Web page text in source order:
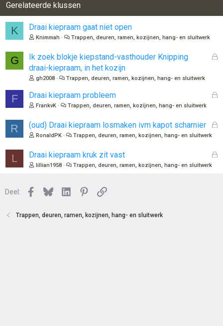
Gerelateerde klussen
K Draai kiepraam gaat niet open
Knimmah Trappen, deuren, ramen, kozijnen, hang- en sluitwerk
G
G
o
Ik zoek blokje kiepstand-vasthouder Knipping
draai-kiepraam, in het kozijn
gh2008 Trappen, deuren, ramen, kozijnen, hang- en sluitwerk
F
G
n
Draai kiepraam probleem
FrankvK Trappen, deuren, ramen, kozijnen, hang- en sluitwerk
R
G
(oud) Draai kiepraam losmaken ivm kapot scharnier
RonaldPK Trappen, deuren, ramen, kozijnen, hang- en sluitwerk
L
G
Draai kiepraam kruk zit vast
lillian1958 Trappen, deuren, ramen, kozijnen, hang- en sluitwerk
Deel: Facebook
BlueskyLinkedInPinterest
Link
Trappen, deuren, ramen, kozijnen, hang- en sluitwerk